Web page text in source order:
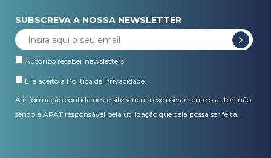
SUBSCREVA A NOSSA NEWSLETTER
Autorizo receber newsletters.
Li e aceito a Política de Privacidade.
A informação contida neste site vincula exclusivamente o autor, não
sendo a APAT responsável pela utilização que dela possa ser feita.